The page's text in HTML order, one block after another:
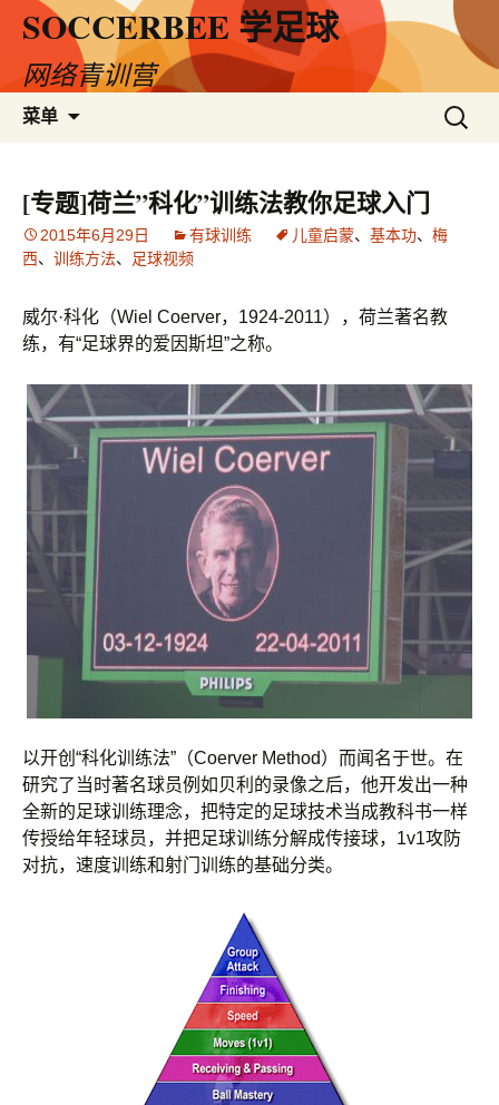
SOCCERBEE 学足球
网络青训营
菜单
容
搜
索：
[专题]荷兰”科化”训练法教你足球入门
2015年6月29日 有球训练 儿童启蒙、 基本功、 梅
西、 训练方法、 足球视频
威尔·科化（Wiel Coerver，1924-2011），荷兰著名教
练，有“足球界的爱因斯坦”之称。
以开创“科化训练法”（Coerver Method）而闻名于世。在
研究了当时著名球员例如贝利的录像之后，他开发出一种
全新的足球训练理念，把特定的足球技术当成教科书一样
传授给年轻球员，并把足球训练分解成传接球，1v1攻防
对抗，速度训练和射门训练的基础分类。